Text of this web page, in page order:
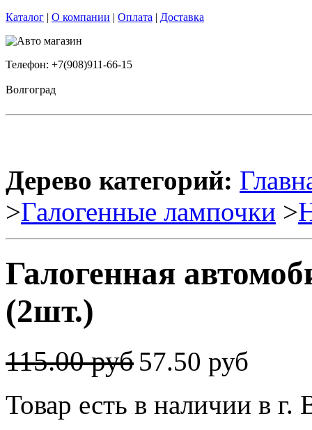
Каталог | О компании | Оплата | Доставка
Телефон: +7(908)911-66-15
Волгоград
Дерево категорий:
>Галогенные лампочки >
Галогенная
(2шт.)
115.00 руб 57.50 руб
Товар есть в наличии в г.